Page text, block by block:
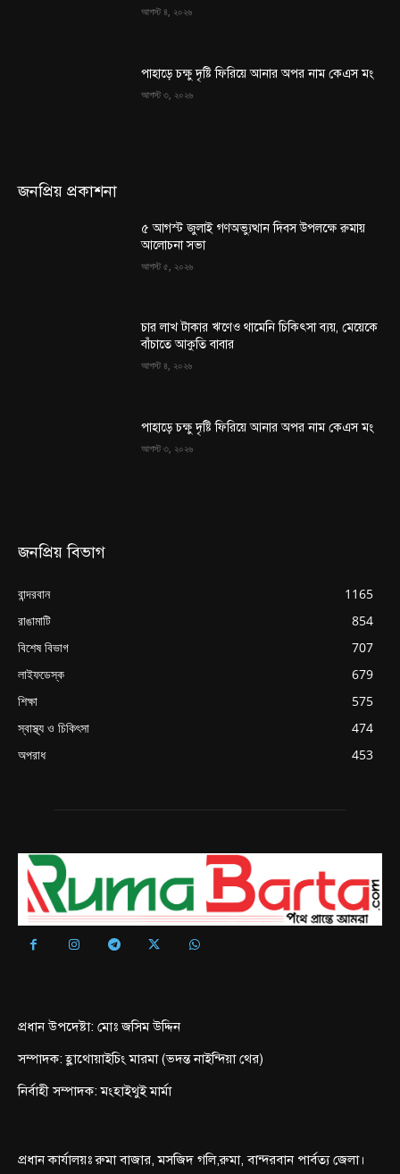
আগস্ট ৪, ২০২৬
পাহাড়ে চক্ষু দৃষ্টি ফিরিয়ে আনার অপর নাম কেএস মং
আগস্ট ৩, ২০২৬
জনপ্রিয় প্রকাশনা
৫ আগস্ট জুলাই গণঅভ্যুত্থান দিবস উপলক্ষে রুমায়
আলোচনা সভা
আগস্ট ৫, ২০২৬
চার লাখ টাকার ঋণেও থামেনি চিকিৎসা ব্যয়, মেয়েকে
বাঁচাতে আকুতি বাবার
আগস্ট ৪, ২০২৬
পাহাড়ে চক্ষু দৃষ্টি ফিরিয়ে আনার অপর নাম কেএস মং
আগস্ট ৩, ২০২৬
জনপ্রিয় বিভাগ
বান্দরবান
1165
রাঙামাটি
854
বিশেষ বিভাগ
707
লাইফডেস্ক
679
শিক্ষা
575
স্বাস্থ্য ও চিকিৎসা
474
অপরাধ
453
প্রধান উপদেষ্টা: মোঃ জসিম উদ্দিন
সম্পাদক: হ্লাথোয়াইচিং মারমা (ভদন্ত নাইন্দিয়া থের)
নির্বাহী সম্পাদক: মংহাইথুই মার্মা
প্রধান কার্যালয়ঃ রুমা বাজার, মসজিদ গলি,রুমা, বান্দরবান পার্বত্য জেলা।